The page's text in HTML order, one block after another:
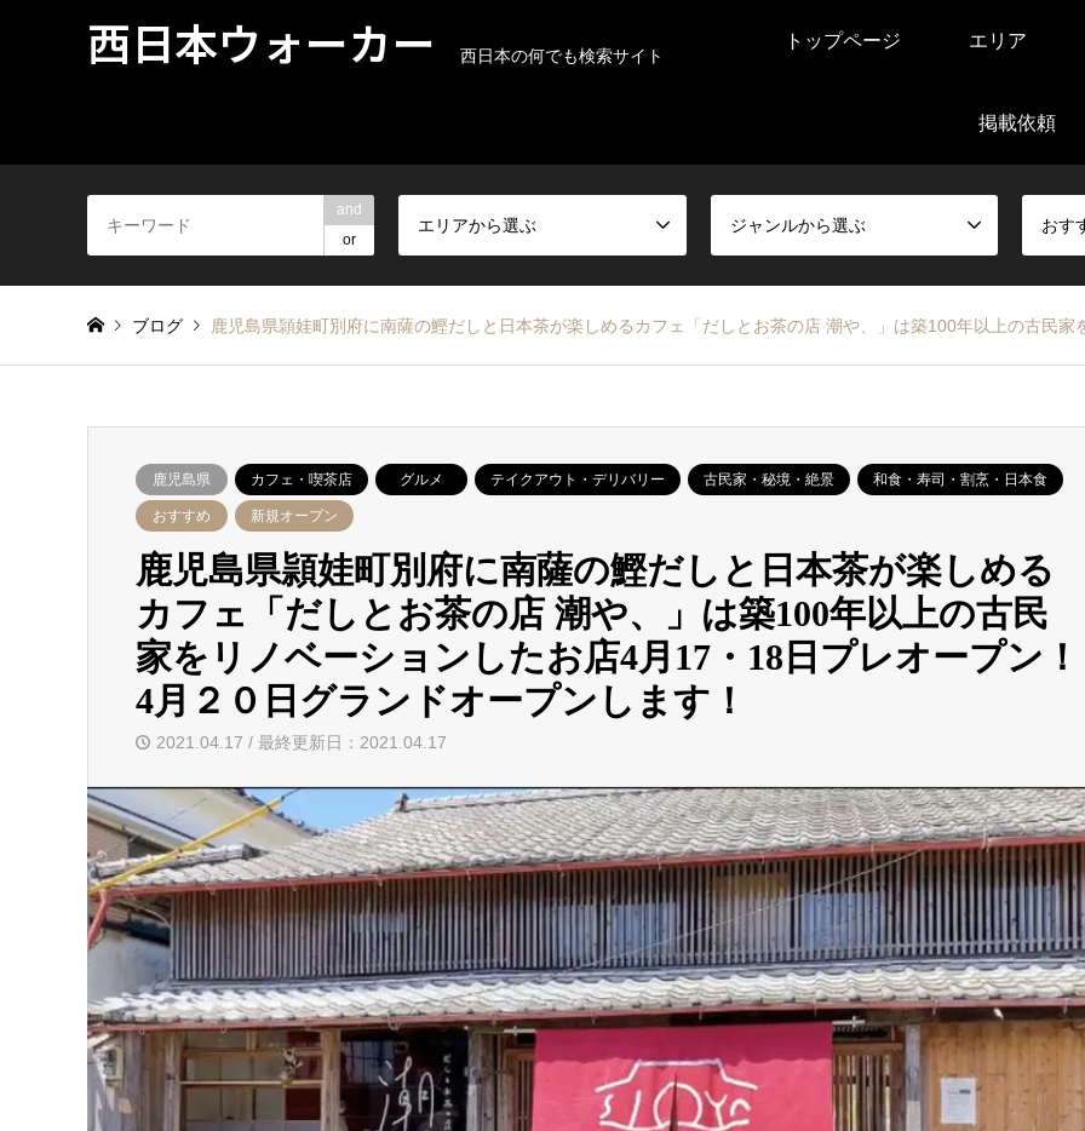
西日本ウォーカー 西日本の何でも検索サイト
トップページ エリア
掲載依頼
and
or
エリアから選ぶ ジャンルから選ぶ おす
ブログ 鹿児島県頴娃町別府に南薩の鰹だしと日本茶が楽しめるカフェ「だしとお茶の店 潮や、」は築100年以上の古民家をリノベーションし
鹿児島県 カフェ・喫茶店 グルメ テイクアウト・デリバリー 古民家・秘境・絶景 和食・寿司・割烹・日本食
おすすめ 新規オープン
鹿児島県頴娃町別府に南薩の鰹だしと日本茶が楽しめる
カフェ「だしとお茶の店 潮や、」は築100年以上の古民
家をリノベーションしたお店4月17・18日プレオープン！
4月２０日グランドオープンします！
2021.04.17 / 最終更新日：2021.04.17